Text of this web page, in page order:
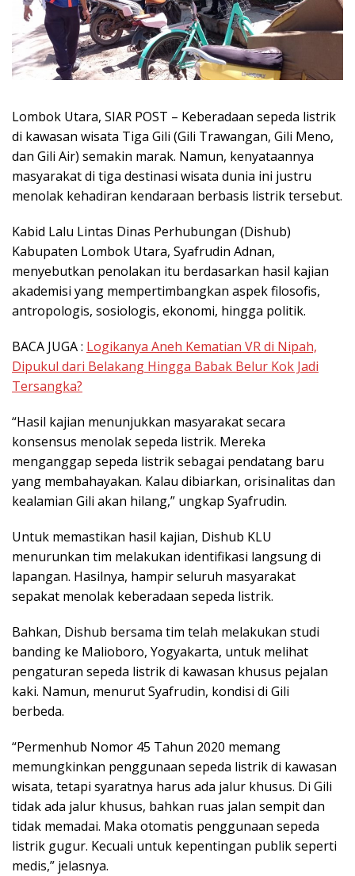
Lombok Utara, SIAR POST – Keberadaan sepeda listrik
di kawasan wisata Tiga Gili (Gili Trawangan, Gili Meno,
dan Gili Air) semakin marak. Namun, kenyataannya
masyarakat di tiga destinasi wisata dunia ini justru
menolak kehadiran kendaraan berbasis listrik tersebut.
Kabid Lalu Lintas Dinas Perhubungan (Dishub)
Kabupaten Lombok Utara, Syafrudin Adnan,
menyebutkan penolakan itu berdasarkan hasil kajian
akademisi yang mempertimbangkan aspek filosofis,
antropologis, sosiologis, ekonomi, hingga politik.
BACA JUGA : Logikanya Aneh Kematian VR di Nipah,
Dipukul dari Belakang Hingga Babak Belur Kok Jadi
Tersangka?
“Hasil kajian menunjukkan masyarakat secara
konsensus menolak sepeda listrik. Mereka
menganggap sepeda listrik sebagai pendatang baru
yang membahayakan. Kalau dibiarkan, orisinalitas dan
kealamian Gili akan hilang,” ungkap Syafrudin.
Untuk memastikan hasil kajian, Dishub KLU
menurunkan tim melakukan identifikasi langsung di
lapangan. Hasilnya, hampir seluruh masyarakat
sepakat menolak keberadaan sepeda listrik.
Bahkan, Dishub bersama tim telah melakukan studi
banding ke Malioboro, Yogyakarta, untuk melihat
pengaturan sepeda listrik di kawasan khusus pejalan
kaki. Namun, menurut Syafrudin, kondisi di Gili
berbeda.
“Permenhub Nomor 45 Tahun 2020 memang
memungkinkan penggunaan sepeda listrik di kawasan
wisata, tetapi syaratnya harus ada jalur khusus. Di Gili
tidak ada jalur khusus, bahkan ruas jalan sempit dan
tidak memadai. Maka otomatis penggunaan sepeda
listrik gugur. Kecuali untuk kepentingan publik seperti
medis,” jelasnya.